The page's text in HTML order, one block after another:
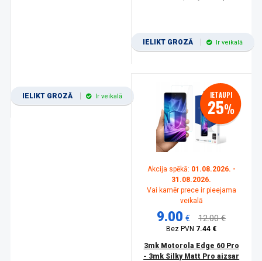
IELIKT GROZĀ Ir veikalā
IELIKT GROZĀ Ir veikalā
IETAUPI
25%
Akcija spēkā: 01.08.2026. -
31.08.2026.
Vai kamēr prece ir pieejama
veikalā
9.00 € 12.00 €
Bez PVN 7.44 €
3mk Motorola Edge 60 Pro
- 3mk Silky Matt Pro aizsar